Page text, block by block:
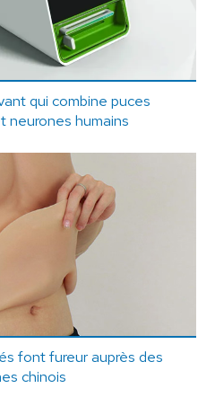
qui combine puces
neurones humains
font fureur auprès des
chinois